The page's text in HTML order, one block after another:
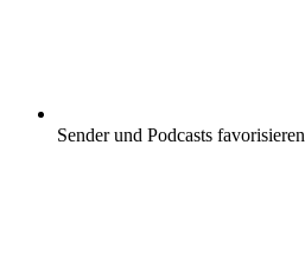
Sender und Podcasts favorisieren